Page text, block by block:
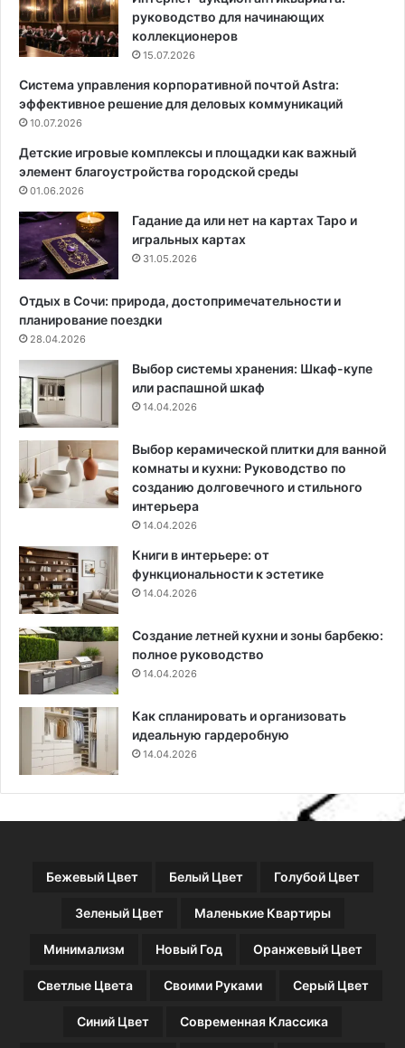
к
р
ы
о
е
х
а
н
н
и
к
н
а
л
о
ю
м
к
о
й
руководство для начинающих
коллекционеров
15.07.2026
Система управления корпоративной почтой Astra:
эффективное решение для деловых коммуникаций
10.07.2026
Детские игровые комплексы и площадки как важный
элемент благоустройства городской среды
01.06.2026
Гадание да или нет на картах Таро и
игральных картах
31.05.2026
Отдых в Сочи: природа, достопримечательности и
планирование поездки
28.04.2026
Выбор системы хранения: Шкаф-купе
или распашной шкаф
14.04.2026
Выбор керамической плитки для ванной
комнаты и кухни: Руководство по
созданию долговечного и стильного
интерьера
14.04.2026
Книги в интерьере: от
функциональности к эстетике
14.04.2026
Создание летней кухни и зоны барбекю:
полное руководство
14.04.2026
Как спланировать и организовать
идеальную гардеробную
14.04.2026
Бежевый Цвет Белый Цвет Голубой Цвет
Зеленый Цвет Маленькие Квартиры
Минимализм Новый Год Оранжевый Цвет
Светлые Цвета Своими Руками Серый Цвет
Синий Цвет Современная Классика